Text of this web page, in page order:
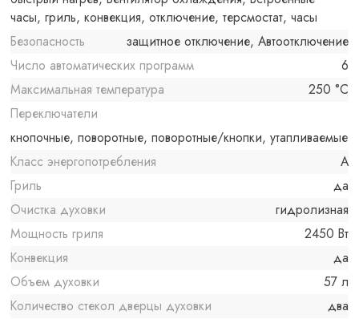
часы, гриль, конвекция, отключение, терсмостат, часы
Безопасность
защитное отключение, Автоотключение
Число автоматических программ
6
Максимальная температура
250 °C
Переключатели
кнопочные, поворотные, поворотные/кнопки, утапливаемые
Класс энергопотребления
A
Гриль
да
Очистка духовки
гидролизная
Мощность гриля
2450 Вт
Конвекция
да
Объем духовки
57 л
Количество стекол дверцы духовки
два